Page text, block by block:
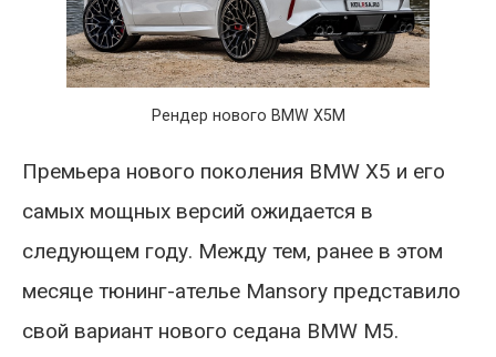
Рендер нового BMW X5M
Премьера нового поколения BMW X5 и его
самых мощных версий ожидается в
следующем году. Между тем, ранее в этом
месяце тюнинг-ателье Mansory представило
свой вариант нового седана BMW M5.